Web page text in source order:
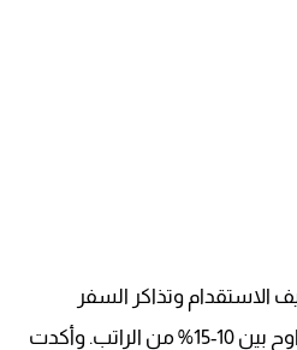
الاستقدام وتذاكر السفر
بالكامل، إضافة إلى خصم يتراوح بين 10-15% من الراتب. وأكدت